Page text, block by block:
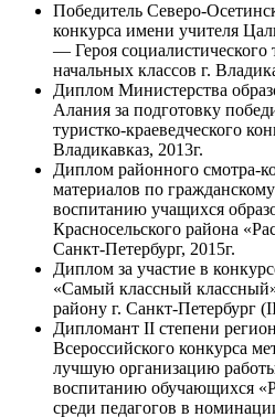
Победитель Северо-
конкурса имени учителя
— Героя социалистического
начальных классов г.
Диплом Министерства
Алания за подготовку
туристко-краеведческого
Владикавказ, 2013г.
Диплом районного смотра-
материалов по
воспитанию учащихся
Красносельского района
Санкт-Петербург, 2015г.
Диплом за участие в
«Самый классный
району г. Санкт-Петербург
Дипломант II степени
Всероссийского конкурса
лучшую организацию
воспитанию обучающихся
среди педагогов в